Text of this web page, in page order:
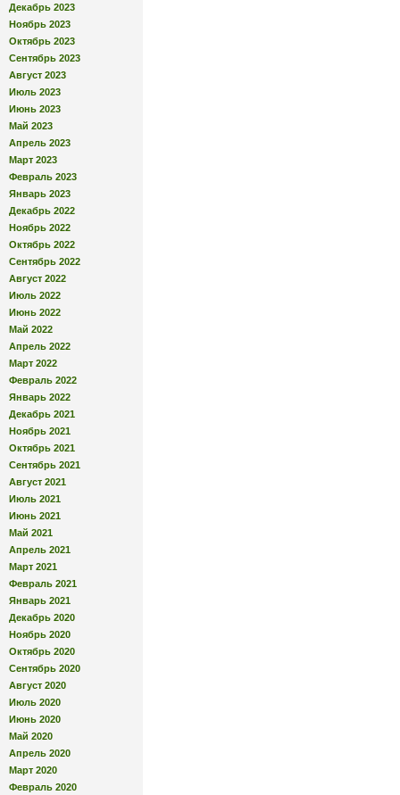
Декабрь 2023
Ноябрь 2023
Октябрь 2023
Сентябрь 2023
Август 2023
Июль 2023
Июнь 2023
Май 2023
Апрель 2023
Март 2023
Февраль 2023
Январь 2023
Декабрь 2022
Ноябрь 2022
Октябрь 2022
Сентябрь 2022
Август 2022
Июль 2022
Июнь 2022
Май 2022
Апрель 2022
Март 2022
Февраль 2022
Январь 2022
Декабрь 2021
Ноябрь 2021
Октябрь 2021
Сентябрь 2021
Август 2021
Июль 2021
Июнь 2021
Май 2021
Апрель 2021
Март 2021
Февраль 2021
Январь 2021
Декабрь 2020
Ноябрь 2020
Октябрь 2020
Сентябрь 2020
Август 2020
Июль 2020
Июнь 2020
Май 2020
Апрель 2020
Март 2020
Февраль 2020